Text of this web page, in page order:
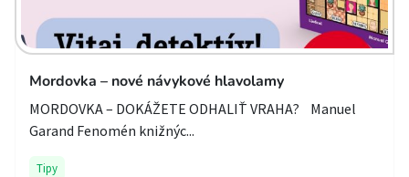
Mordovka – nové návykové hlavolamy
MORDOVKA – DOKÁŽETE ODHALIŤ VRAHA? Manuel
Garand Fenomén knižnýc...
Tipy